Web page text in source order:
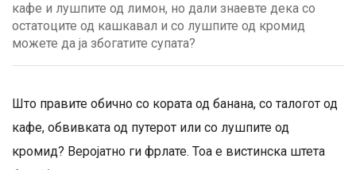
кафе и лушпите од лимон, но дали знаевте дека со
остатоците од кашкавал и со лушпите од кромид
можете да ја збогатите супата?
Што правите обично со кората од банана, со талогот од
кафе, обвивката од путерот или со лушпите од
кромид? Веројатно ги фрлате. Тоа е вистинска штета